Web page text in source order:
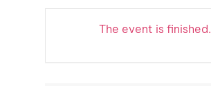
The event is finished.